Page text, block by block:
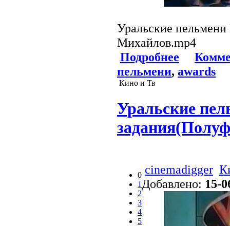
Уральские
Михайлов.mp4
Подробнее
пельмени, awards
Кино и Тв
Уральские
0
1
2
3
4
5
cinemadigger
Добавлено: 15-